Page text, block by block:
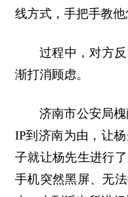
线方式，手把手教他
过程中，对方
渐打消顾虑。
济南市公安局
IP到济南为由，让
子就让杨先生进行
手机突然黑屏、无